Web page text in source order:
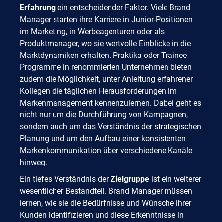
Erfahrung ein entscheidender Faktor. Viele Brand
Manager starten ihre Karriere in Junior-Positionen
im Marketing, in Werbeagenturen oder als
Produktmanager, wo sie wertvolle Einblicke in die
Marktdynamiken erhalten. Praktika oder Trainee-
Programme in renommierten Unternehmen bieten
zudem die Möglichkeit, unter Anleitung erfahrener
Kollegen die täglichen Herausforderungen im
Markenmanagement kennenzulernen. Dabei geht es
nicht nur um die Durchführung von Kampagnen,
sondern auch um das Verständnis der strategischen
Planung und um den Aufbau einer konsistenten
Markenkommunikation über verschiedene Kanäle
hinweg.
Ein tiefes Verständnis derZielgruppe ist ein weiterer
wesentlicher Bestandteil. Brand Manager müssen
lernen, wie sie die Bedürfnisse und Wünsche ihrer
Kunden identifizieren und diese Erkenntnisse in